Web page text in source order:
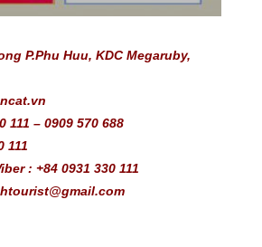
P.Phu Huu, KDC Megaruby,
111 – 0909 570 688
111
: +84 0931 330 111